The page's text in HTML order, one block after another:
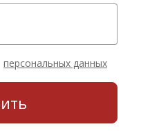
персональных данных